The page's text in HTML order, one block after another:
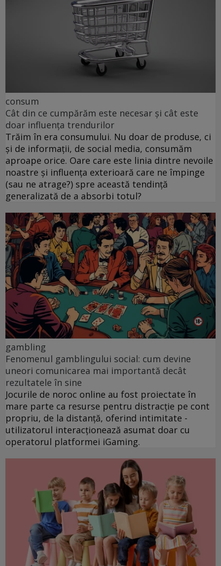
consum
Cât din ce cumpărăm este necesar și cât este
doar influența trendurilor
Trăim în era consumului. Nu doar de produse, ci
și de informații, de social media, consumăm
aproape orice. Oare care este linia dintre nevoile
noastre și influența exterioară care ne împinge
(sau ne atrage?) spre această tendință
generalizată de a absorbi totul?
gambling
Fenomenul gamblingului social: cum devine
uneori comunicarea mai importantă decât
rezultatele în sine
Jocurile de noroc online au fost proiectate în
mare parte ca resurse pentru distracție pe cont
propriu, de la distanță, oferind intimitate -
utilizatorul interacționează asumat doar cu
operatorul platformei iGaming.